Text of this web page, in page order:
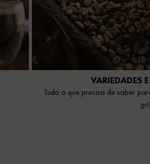
VARIEDADES
Tudo o que precisa de saber